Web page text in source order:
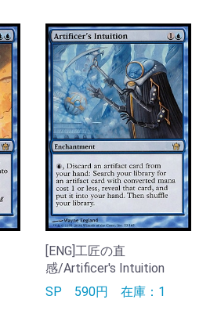
[ENG]工匠の直
感/Artificer's Intuition
SP 590円在庫：1